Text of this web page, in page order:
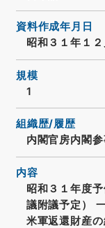
資料作成年月日
昭和３１年１
規模
1
組織歴/履歴
内閣官房内閣
内容
昭和３１年度
議附議予定）
米軍返還財産